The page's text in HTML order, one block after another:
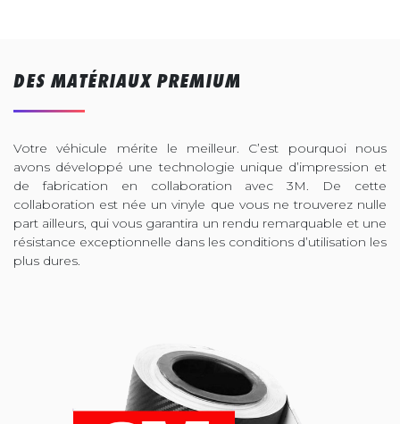
DES MATÉRIAUX PREMIUM
Votre véhicule mérite le meilleur. C’est pourquoi nous
avons développé une technologie unique d’impression et
de fabrication en collaboration avec 3M. De cette
collaboration est née un vinyle que vous ne trouverez nulle
part ailleurs, qui vous garantira un rendu remarquable et une
résistance exceptionnelle dans les conditions d’utilisation les
plus dures.